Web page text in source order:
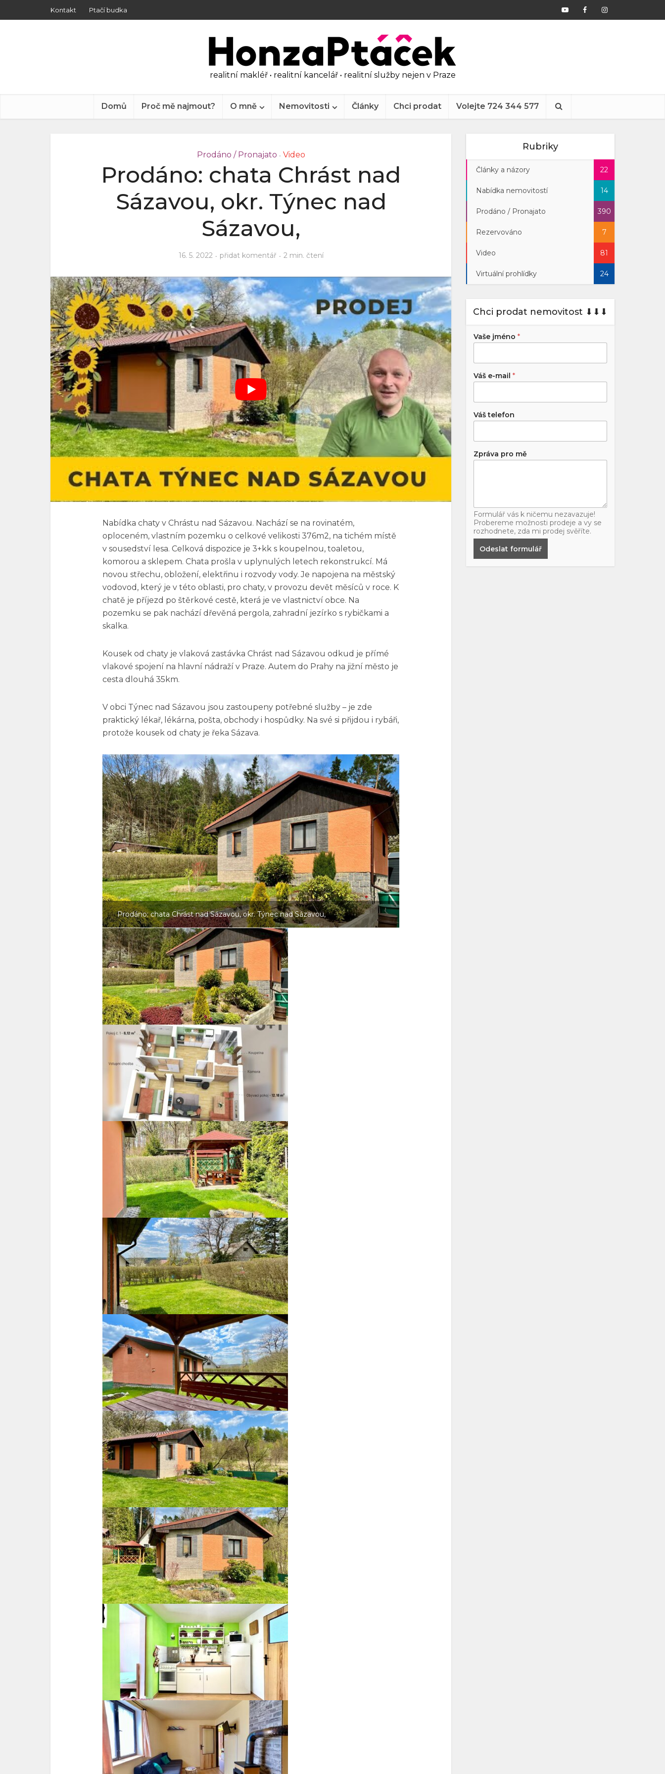
Kontakt Ptačí budka
realitní makléř • realitní kancelář • realitní služby nejen v Praze
Domů Proč mě najmout? O mně Nemovitosti Články Chci prodat Volejte 724 344 577
Prodáno / Pronajato • Video
Prodáno: chata Chrást nad
Sázavou, okr. Týnec nad
Sázavou,
16. 5. 2022 přidat komentář 2 min. čtení
Nabídka chaty v Chrástu nad Sázavou. Nachází se na rovinatém,
oploceném, vlastním pozemku o celkové velikosti 376m2, na tichém místě
v sousedství lesa. Celková dispozice je 3+kk s koupelnou, toaletou,
komorou a sklepem. Chata prošla v uplynulých letech rekonstrukcí. Má
novou střechu, obložení, elektřinu i rozvody vody. Je napojena na městský
vodovod, který je v této oblasti, pro chaty, v provozu devět měsíců v roce. K
chatě je příjezd po štěrkové cestě, která je ve vlastnictví obce. Na
pozemku se pak nachází dřevěná pergola, zahradní jezírko s rybičkami a
skalka.
Kousek od chaty je vlaková zastávka Chrást nad Sázavou odkud je přímé
vlakové spojení na hlavní nádraží v Praze. Autem do Prahy na jižní město je
cesta dlouhá 35km.
V obci Týnec nad Sázavou jsou zastoupeny potřebné služby – je zde
praktický lékař, lékárna, pošta, obchody i hospůdky. Na své si přijdou i rybáři,
protože kousek od chaty je řeka Sázava.
Prodáno: chata Chrást nad Sázavou, okr. Týnec nad Sázavou,
Rubriky
Články a názory 22
Nabídka nemovitostí 14
Prodáno / Pronajato 390
Rezervováno 7
Video 81
Virtuální prohlídky 24
Chci prodat nemovitost ⬇︎⬇︎⬇︎
Vaše jméno *
Váš e-mail *
Váš telefon
Zpráva pro mě
Formulář vás k ničemu nezavazuje!
Probereme možnosti prodeje a vy se
rozhodnete, zda mi prodej svěříte.
Odeslat formulář